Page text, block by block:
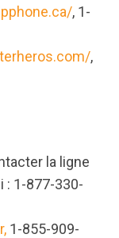
, 1-
,
la ligne
: 1-877-330-
1-855-909-